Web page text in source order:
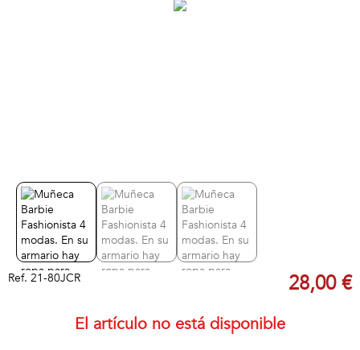
Ref. 21-80JCR 28,00 €
El artículo no está disponible